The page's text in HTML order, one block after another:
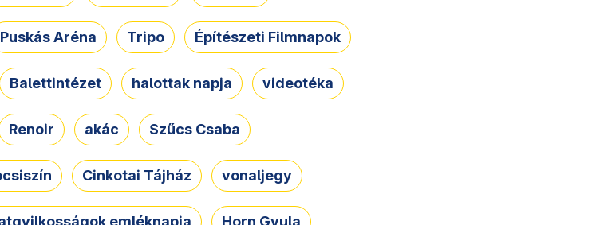
Puskás Aréna Tripo Építészeti Filmnapok
Balettintézet halottak napja videotéka
Renoir akác Szűcs Csaba
Cinkotai Tájház vonaljegy
emléknapja Horn Gyula